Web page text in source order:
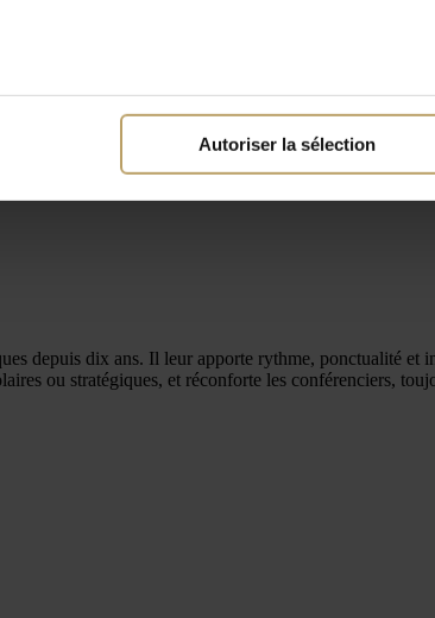
Autoriser la sélection
depuis dix ans. Il leur apporte rythme, ponctualité
ou stratégiques, et réconforte les conférenciers,